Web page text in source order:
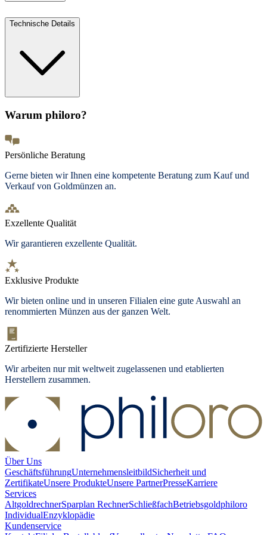
Technische Details
Warum philoro?
Persönliche Beratung
Gerne bieten wir Ihnen eine kompetente Beratung zum Kauf und
Verkauf von Goldmünzen an.
Exzellente Qualität
Wir garantieren exzellente Qualität.
Exklusive Produkte
Wir bieten online und in unseren Filialen eine gute Auswahl an
renommierten Münzen aus der ganzen Welt.
Zertifizierte Hersteller
Wir arbeiten nur mit weltweit zugelassenen und etablierten
Herstellern zusammen.
Über Uns
GeschäftsführungUnternehmensleitbildSicherheit und
ZertifikateUnsere ProdukteUnsere PartnerPresseKarriere
Services
AltgoldrechnerSparplan RechnerSchließfachBetriebsgoldphiloro
IndividualEnzyklopädie
Kundenservice